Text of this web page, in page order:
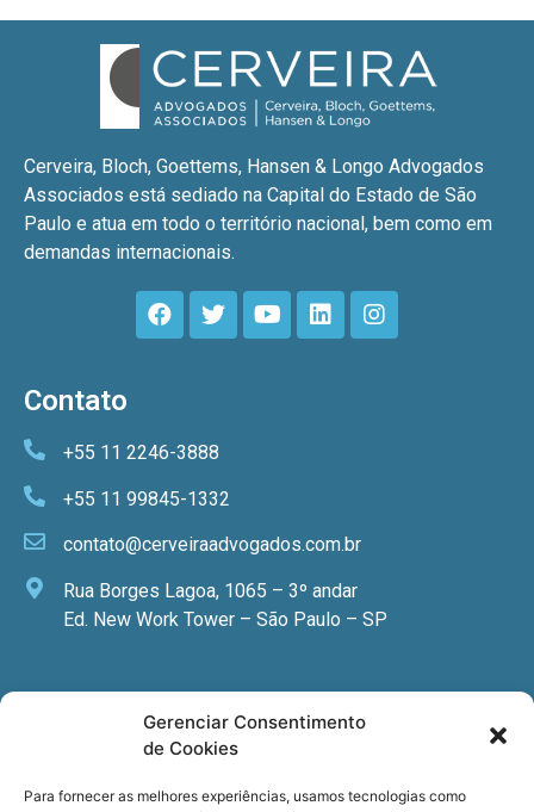
Gerenciar Consentimento
de Cookies
Para fornecer as melhores experiências, usamos tecnologias como
Cerveira, Bloch, Goettems, Hansen & Longo Advogados
Associados está sediado na Capital do Estado de São
Paulo e atua em todo o território nacional, bem como em
demandas internacionais.
Contato
+55 11 2246-3888
+55 11 99845-1332
contato@cerveiraadvogados.com.br
Rua Borges Lagoa, 1065 – 3º andar
Ed. New Work Tower – São Paulo – SP
Newsletter
especializadas, cursos e eventos?